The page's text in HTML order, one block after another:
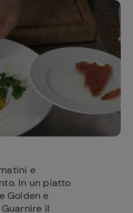
e
In un piatto
Golden e
il